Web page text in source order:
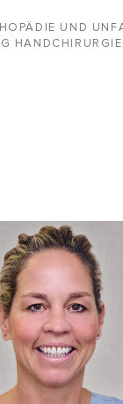
UND
HANDCHIRURGIE